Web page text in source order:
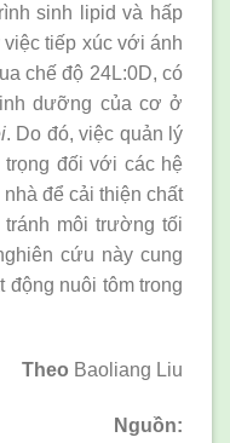
sinh lipid và hấp
tiếp xúc với ánh
chế độ 24L:0D, có
dưỡng của cơ ở
. Do đó, việc quản lý
đối với các hệ
để cải thiện chất
môi trường tối
cứu này cung
động nuôi tôm trong
Theo Baoliang Liu
Nguồn: